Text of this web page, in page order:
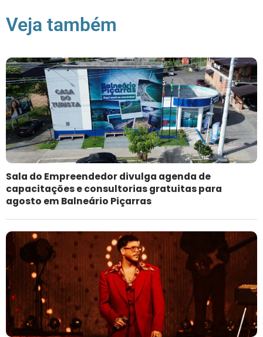
Veja também
Sala do Empreendedor divulga agenda de
capacitações e consultorias gratuitas para
agosto em Balneário Piçarras